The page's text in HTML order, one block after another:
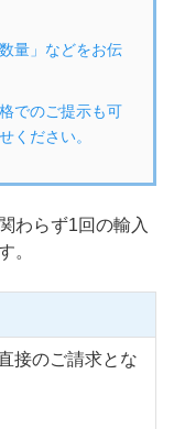
量」などをお伝
でのご提示も可
ください。
わらず1回の輸入
。
接のご請求とな